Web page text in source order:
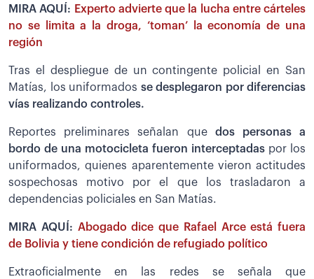
MIRA AQUÍ: Experto advierte que la lucha entre cárteles
no se limita a la droga, ‘toman’ la economía de una
región
Tras el despliegue de un contingente policial en San
Matías, los uniformados se desplegaron por diferencias
vías realizando controles.
Reportes preliminares señalan que dos personas a
bordo de una motocicleta fueron interceptadas por los
uniformados, quienes aparentemente vieron actitudes
sospechosas motivo por el que los trasladaron a
dependencias policiales en San Matías.
MIRA AQUÍ: Abogado dice que Rafael Arce está fuera
de Bolivia y tiene condición de refugiado político
Extraoficialmente en las redes se señala que